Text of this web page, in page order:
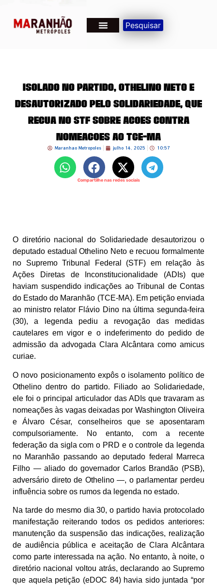
Pesquisar
Isolado no partido, Othelino Neto é
desautorizado pelo Solidariedade, que
recua no STF sobre ações contra
nomeações ao TCE-MA
Maranhao Metropoles julho 14, 2025 10:57
Compartilhe nas redes sociais
O diretório nacional do Solidariedade desautorizou o
deputado estadual Othelino Neto e recuou formalmente
no Supremo Tribunal Federal (STF) em relação às
Ações Diretas de Inconstitucionalidade (ADIs) que
haviam suspendido indicações ao Tribunal de Contas
do Estado do Maranhão (TCE-MA). Em petição enviada
ao ministro relator Flávio Dino na última segunda-feira
(30), a legenda pediu a revogação das medidas
cautelares em vigor e o indeferimento do pedido de
admissão da advogada Clara Alcântara como amicus
curiae.
O novo posicionamento expôs o isolamento político de
Othelino dentro do partido. Filiado ao Solidariedade,
ele foi o principal articulador das ADIs que travaram as
nomeações às vagas deixadas por Washington Oliveira
e Álvaro César, conselheiros que se aposentaram
compulsoriamente. No entanto, com a recente
federação da sigla com o PRD e o controle da legenda
no Maranhão passando ao deputado federal Marreca
Filho — aliado do governador Carlos Brandão (PSB),
adversário direto de Othelino —, o parlamentar perdeu
influência sobre os rumos da legenda no estado.
Na tarde do mesmo dia 30, o partido havia protocolado
manifestação reiterando todos os pedidos anteriores:
manutenção da suspensão das indicações, realização
de audiência pública e aceitação de Clara Alcântara
como parte interessada na ação. No entanto, à noite, o
diretório nacional voltou atrás, declarando ao Supremo
que aquela petição (eDOC 84) havia sido juntada “por